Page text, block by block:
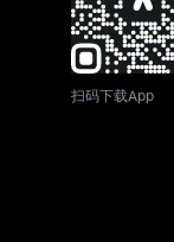
扫码下载App